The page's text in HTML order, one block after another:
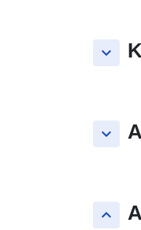
keyboard_arrow_down
keyboard_arrow_down
keyboard_arrow_up